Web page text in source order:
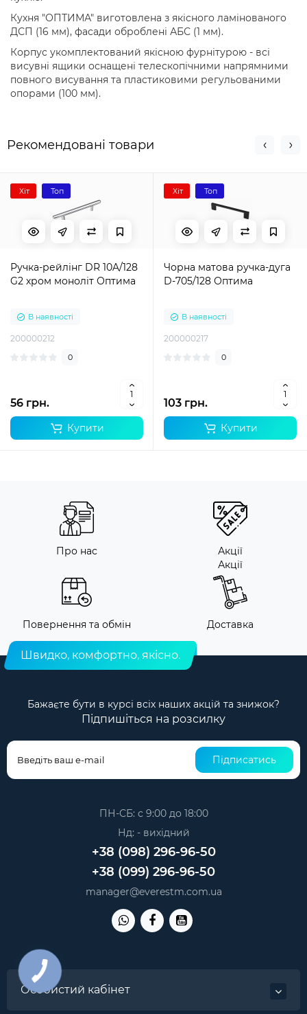
Кухня "ОПТИМА" виготовлена ​​з якісного ламінованого
ДСП (16 мм), фасади оброблені АБС (1 мм).
Корпус укомплектований якісною фурнітурою - всі
висувні ящики оснащені телескопічними напрямними
повного висування та пластиковими регульованими
опорами (100 мм).
Рекомендовані товари
Хіт Топ
Ручка-рейлінг DR 10A/128
G2 хром моноліт Оптима
В наявності
200000212
0
56 грн.
Купити
Хіт Топ
Чорна матова ручка-дуга
D-705/128 Оптима
В наявності
200000217
0
103 грн.
Купити
Про нас
Акції
Акції
Повернення та обмін Доставка
Швидко, комфортно, якісно.
Бажаєте бути в курсі всіх наших акцій та знижок?
Підпишіться на розсилку
Підписатись
ПН-СБ: с 9:00 до 18:00
Нд: - вихідний
+38 (098) 296-96-50
+38 (099) 296-96-50
manager@everestm.com.ua
Особистий кабінет